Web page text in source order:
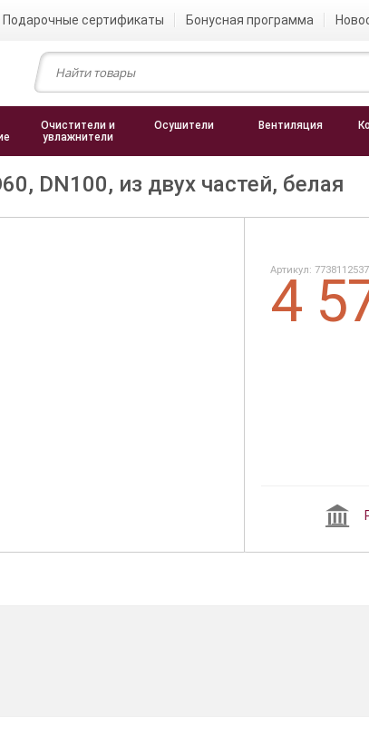
Подарочные сертификаты Бонусная программа
Очистители и
увлажнители
Осушители Вентиляция
DN100, из двух частей, белая
Артикул: 7738112537
4